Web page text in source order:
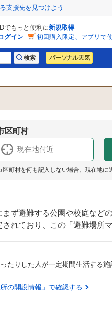
支援先を見つけよう
IDでもっと便利に新規取得
グイン
初回購入限定、アプリで
パーソナル天気
区町村
区町村を何も記入しない場合、現在地に
ず避難する公園や校庭などの
れており、この「避難場所
たりした人が一定期間生活する
の開設情報」で確認する